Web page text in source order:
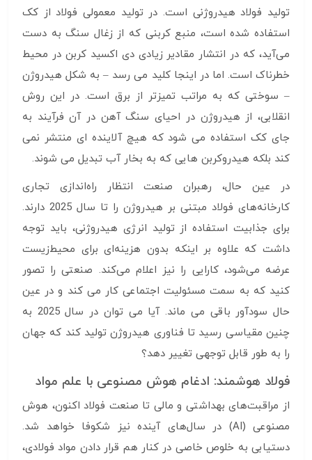
تولید فولاد هیدروژنی است. در تولید معمولی فولاد از کک
استفاده شده است، منبع کربنی که از زغال سنگ به دست
می‌آید، که در انتشار مقادیر زیادی دی اکسید کربن در محیط
خطرناک است. اما در اینجا کلید می رسد – به شکل هیدروژن
– سوختی که به مراتب تمیزتر از برق است. در این روش
انقلابی، از هیدروژن در احیای سنگ آهن در آن فرآیند به
جای کک استفاده می شود که هیچ آلاینده ای منتشر نمی
کند بلکه هیدروکربن هایی که به بخار آب تبدیل می شوند.
در عین حال، رهبران صنعت انتظار راه‌اندازی تجاری
کارخانه‌های فولاد مبتنی بر هیدروژن را تا سال 2025 دارند.
برای جذابیت استفاده از تولید انرژی هیدروژنی، باید توجه
داشت که علاوه بر اینکه بدون هزینه‌ای برای محیط‌زیست
عرضه می‌شود، کارایی را نیز اعلام می‌کند. صنعتی را تصور
کنید که به سمت مسئولیت اجتماعی کار می کند و در عین
حال سودآور باقی می ماند. آیا می توان در سال 2025 به
چنین مقیاسی رسید تا فناوری هیدروژن تولید کند که جهان
را به طور قابل توجهی تغییر دهد؟
فولاد هوشمند: ادغام هوش مصنوعی با علم مواد
از مراقبت‌های بهداشتی و مالی تا صنعت فولاد اکنون، هوش
مصنوعی (AI) در سال‌های آینده نیز شکوفا خواهد شد.
دستیابی به خلوص خاصی در کنار هم قرار دادن مواد فولادی،